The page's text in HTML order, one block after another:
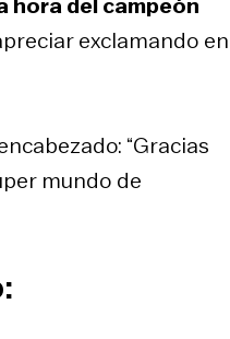
exclamando en
“Gracias
mundo de